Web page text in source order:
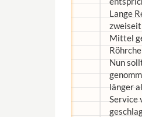
Lange
Mittel
Nun
länger
Service